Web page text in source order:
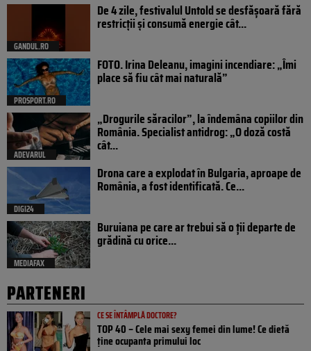
GANDUL.RO
De 4 zile, festivalul Untold se desfășoară fără
restricții și consumă energie cât...
PROSPORT.RO
FOTO. Irina Deleanu, imagini incendiare: „Îmi
place să fiu cât mai naturală”
ADEVARUL
„Drogurile săracilor”, la îndemâna copiilor din
România. Specialist antidrog: „O doză costă
cât...
DIGI24
Drona care a explodat în Bulgaria, aproape de
România, a fost identificată. Ce...
MEDIAFAX
Buruiana pe care ar trebui să o ții departe de
grădină cu orice...
PARTENERI
CE SE ÎNTÂMPLĂ DOCTORE?
TOP 40 – Cele mai sexy femei din lume! Ce dietă
ține ocupanta primului loc